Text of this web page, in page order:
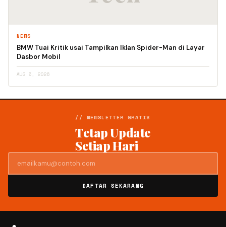
NEWS
BMW Tuai Kritik usai Tampilkan Iklan Spider-Man di Layar
Dasbor Mobil
AUG 5, 2026
// NEWSLETTER GRATIS
Tetap Update
Setiap Hari
DAFTAR SEKARANG